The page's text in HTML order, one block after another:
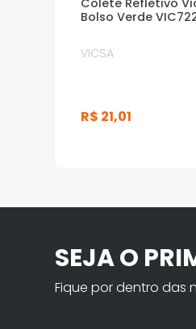
Bolso Verde
VICSA
R$ 21,01
SEJA O
Fique por dentro das